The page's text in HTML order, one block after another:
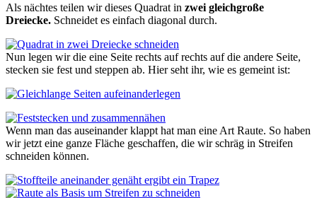
Als nächtes teilen wir dieses Quadrat in zwei gleichgroße
Dreiecke. Schneidet es einfach diagonal durch.
Nun legen wir die eine Seite rechts auf rechts auf die andere Seite,
stecken sie fest und steppen ab. Hier seht ihr, wie es gemeint ist:
Wenn man das auseinander klappt hat man eine Art Raute. So haben
wir jetzt eine ganze Fläche geschaffen, die wir schräg in Streifen
schneiden können.